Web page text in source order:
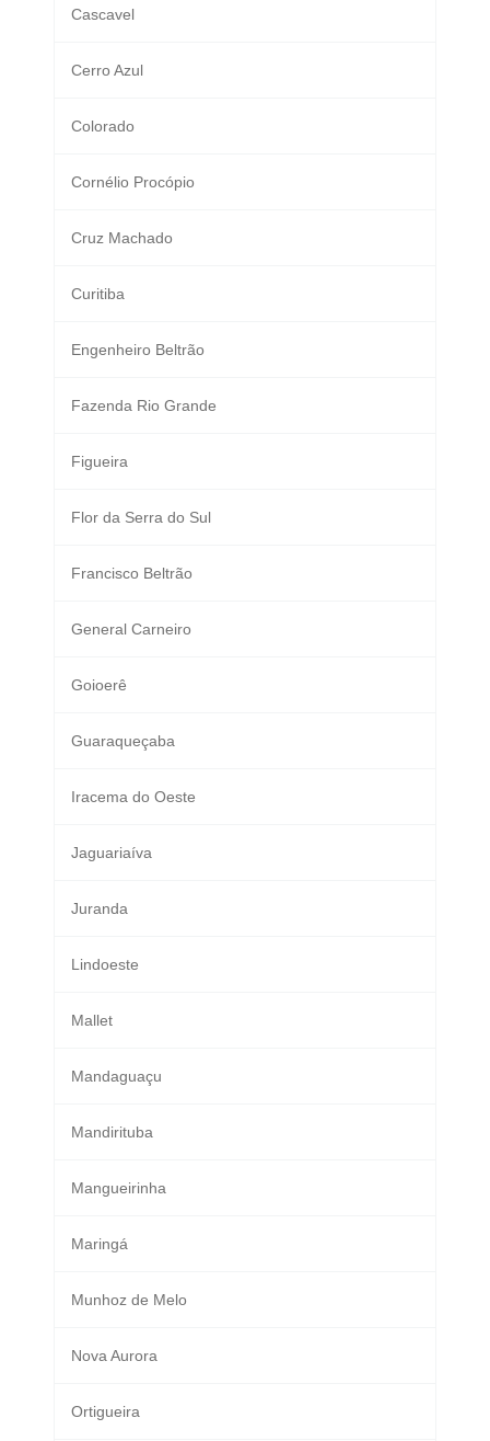
Cascavel
Cerro Azul
Colorado
Cornélio Procópio
Cruz Machado
Curitiba
Engenheiro Beltrão
Fazenda Rio Grande
Figueira
Flor da Serra do Sul
Francisco Beltrão
General Carneiro
Goioerê
Guaraqueçaba
Iracema do Oeste
Jaguariaíva
Juranda
Lindoeste
Mallet
Mandaguaçu
Mandirituba
Mangueirinha
Maringá
Munhoz de Melo
Nova Aurora
Ortigueira